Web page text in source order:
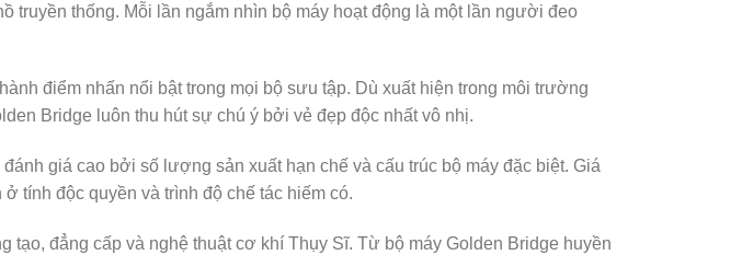
truyền thống. Mỗi lần ngắm nhìn bộ máy hoạt động là một lần người đeo
điểm nhấn nổi bật trong mọi bộ sưu tập. Dù xuất hiện trong môi trường
Bridge luôn thu hút sự chú ý bởi vẻ đẹp độc nhất vô nhị.
giá cao bởi số lượng sản xuất hạn chế và cấu trúc bộ máy đặc biệt. Giá
tính độc quyền và trình độ chế tác hiếm có.
đẳng cấp và nghệ thuật cơ khí Thụy Sĩ. Từ bộ máy Golden Bridge huyền